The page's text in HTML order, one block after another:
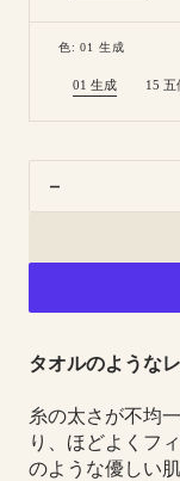
out
unavailable
色: 01 生成
01 生成
Variant
out
15 五
Decrease
ガ
ボ
ウ
ウ
タオルのような
糸の太さが不均
り、ほどよくフ
のような優しい